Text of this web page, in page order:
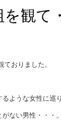
観て
おりました。
るような女性に巡
ない男性・・・。